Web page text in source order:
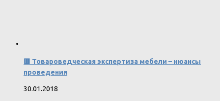
🟥 Товароведческая экспертиза мебели – нюансы
проведения
30.01.2018